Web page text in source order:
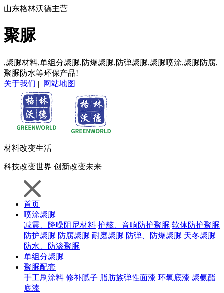
山东格林沃德主营
聚脲
,聚脲材料,单组分聚脲,防爆聚脲,防弹聚脲,聚脲喷涂,聚脲防腐,
聚脲防水等环保产品!
关于我们 | 网站地图
材料改变生活
科技改变世界 创新改变未来
首页
喷涂聚脲
减震、降噪阻尼材料 护舷、音响防护聚脲 软体防护聚脲
防护聚脲 防腐聚脲 耐磨聚脲 防弹、防爆聚脲 天冬聚脲
防水、防渗聚脲
单组分聚脲
聚脲配套
手工刷涂料 修补腻子 脂肪族弹性面漆 环氧底漆 聚氨酯
底漆